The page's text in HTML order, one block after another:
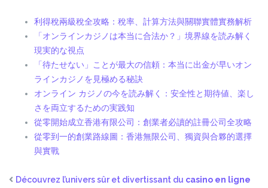
利得稅兩級稅全攻略：稅率、計算方法與關聯實體實務解析
「オンラインカジノは本当に合法か？」境界線を読み解く
現実的な視点
「待たせない」ことが最大の信頼：本当に出金が早いオン
ラインカジノを見極める秘訣
オンライン カジノの今を読み解く：安全性と期待値、楽し
さを両立するための実践知
從零開始成立香港有限公司：創業者必讀的註冊公司全攻略
從零到一的創業路線圖：香港無限公司、獨資與合夥的選擇
與實戰
Découvrez l’univers sûr et divertissant du casino en ligne